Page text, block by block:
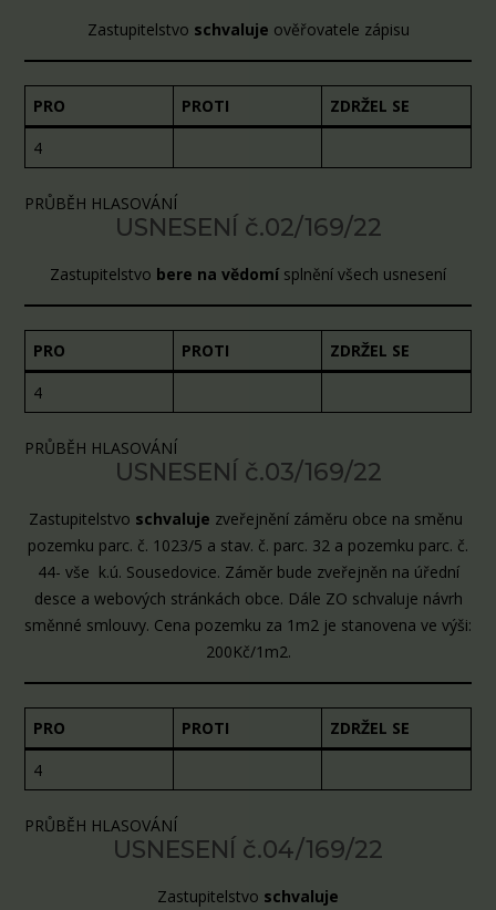
Zastupitelstvo schvaluje ověřovatele zápisu
PRO PROTI
ZDRŽEL SE
4
PRŮBĚH HLASOVÁNÍ
USNESENÍ č.02/169/22
Zastupitelstvo bere na vědomí splnění všech usnesení
PRO PROTI
ZDRŽEL SE
4
PRŮBĚH HLASOVÁNÍ
USNESENÍ č.03/169/22
Zastupitelstvo schvaluje zveřejnění záměru obce na směnu
pozemku parc. č. 1023/5 a stav. č. parc. 32 a pozemku parc. č.
44- vše k.ú. Sousedovice. Záměr bude zveřejněn na úřední
desce a webových stránkách obce. Dále ZO schvaluje návrh
směnné smlouvy. Cena pozemku za 1m2 je stanovena ve výši:
200Kč/1m2.
PRO PROTI
ZDRŽEL SE
4
PRŮBĚH HLASOVÁNÍ
USNESENÍ č.04/169/22
Zastupitelstvo schvaluje